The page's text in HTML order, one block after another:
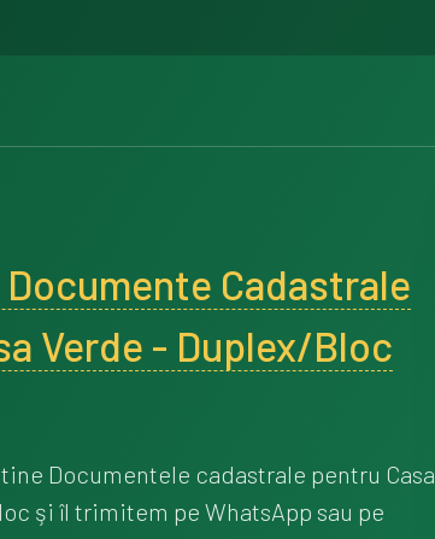
Cadastrale
Verde - Duplex/Bloc
Documentele cadastrale pentru Casa
şi îl trimitem pe WhatsApp sau pe